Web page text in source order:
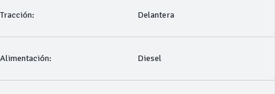
Tracción: Delantera
Alimentación: Diesel